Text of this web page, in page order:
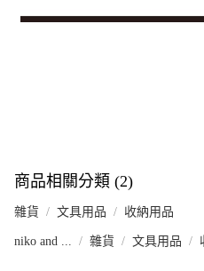
商品相關分類 (2)
雜貨 文具用品 收納用品
niko and ... 雜貨 文具用品